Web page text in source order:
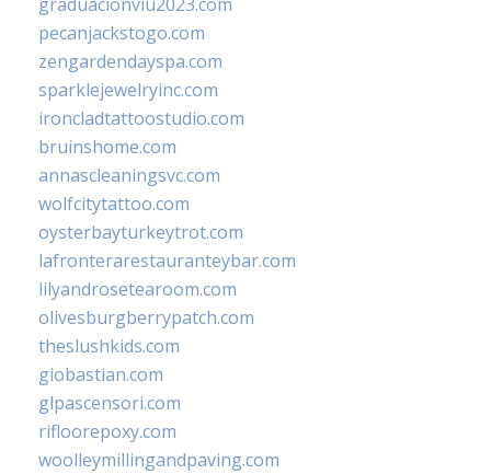
pecanjackstogo.com
zengardendayspa.com
sparklejewelryinc.com
ironcladtattoostudio.com
bruinshome.com
annascleaningsvc.com
wolfcitytattoo.com
oysterbayturkeytrot.com
lafronterarestauranteybar.com
lilyandrosetearoom.com
olivesburgberrypatch.com
theslushkids.com
giobastian.com
glpascensori.com
rifloorepoxy.com
woolleymillingandpaving.com